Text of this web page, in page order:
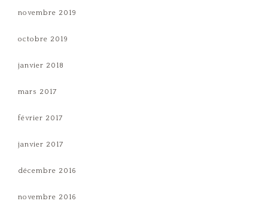
novembre 2019
octobre 2019
janvier 2018
mars 2017
février 2017
janvier 2017
décembre 2016
novembre 2016